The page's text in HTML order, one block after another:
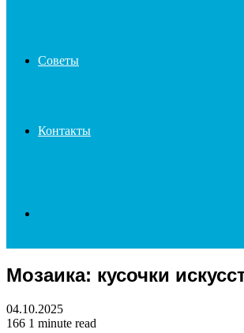
Советы
Контакты
for
Мозаика: кусочки
04.10.2025
166 1 minute read